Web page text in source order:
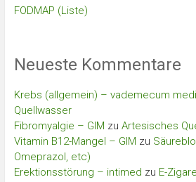
FODMAP (Liste)
Neueste Kommentare
Krebs (allgemein) – vademecum
Quellwasser
Fibromyalgie – GIM zu Artesisches
Vitamin B12-Mangel – GIM zu
Omeprazol, etc)
Erektionsstörung – intimed zu E-